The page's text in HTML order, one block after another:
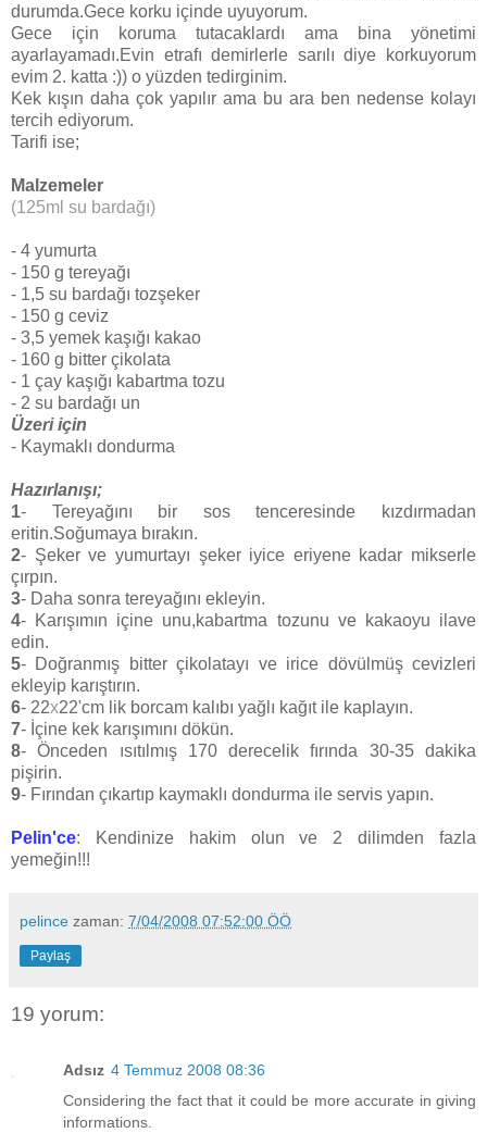
durumda.Gece korku içinde uyuyorum.
Gece için koruma tutacaklardı ama bina yönetimi
ayarlayamadı.Evin etrafı demirlerle sarılı diye korkuyorum
evim 2. katta :)) o yüzden tedirginim.
Kek kışın daha çok yapılır ama bu ara ben nedense kolayı
tercih ediyorum.
Tarifi ise;
Malzemeler
(125ml su bardağı)
- 4 yumurta
- 150 g tereyağı
- 1,5 su bardağı tozşeker
- 150 g ceviz
- 3,5 yemek kaşığı kakao
- 160 g bitter çikolata
- 1 çay kaşığı kabartma tozu
- 2 su bardağı un
Üzeri için
- Kaymaklı dondurma
Hazırlanışı;
1- Tereyağını bir sos tenceresinde kızdırmadan
eritin.Soğumaya bırakın.
2- Şeker ve yumurtayı şeker iyice eriyene kadar mikserle
çırpın.
3- Daha sonra tereyağını ekleyin.
4- Karışımın içine unu,kabartma tozunu ve kakaoyu ilave
edin.
5- Doğranmış bitter çikolatayı ve irice dövülmüş cevizleri
ekleyip karıştırın.
6- 22x22'cm lik borcam kalıbı yağlı kağıt ile kaplayın.
7- İçine kek karışımını dökün.
8- Önceden ısıtılmış 170 derecelik fırında 30-35 dakika
pişirin.
9- Fırından çıkartıp kaymaklı dondurma ile servis yapın.
Pelin'ce: Kendinize hakim olun ve 2 dilimden fazla
yemeğin!!!
pelince zaman: 7/04/2008 07:52:00 ÖÖ
Paylaş
19 yorum:
Adsız 4 Temmuz 2008 08:36
Considering the fact that it could be more accurate in giving
informations.